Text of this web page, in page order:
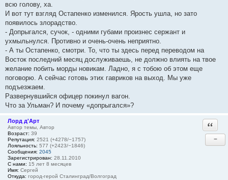
всю голову, ха.
И вот тут взгляд Остапенко изменился. Ярость ушла, но зато
появилось злорадство.
- Допрыгался, сучок, - одними губами произнес сержант и
ухмыльнулся. Противно и очень-очень неприятно.
- А ты Остапенко, смотри. То, что ты здесь перед переводом на
Восток последний месяц дослуживаешь, не должно влиять на твое
желание побить морды новикам. Ладно, я с тобою об этом еще
поговорю. А сейчас готовь этих гавриков на выход. Мы уже
подъезжаем.
Развернувшийся офицер покинул вагон.
Что за Ульман? И почему «допрыгался»?
Лорд д'Арт
Автор темы, Автор
Возраст: 39
Репутация: 2521 (+4278/−1757)
Лояльность: 577 (+2423/−1846)
Сообщения: 2045
Зарегистрирован: 28.11.2010
С нами: 15 лет 8 месяцев
Имя: Сергей
Откуда: город-герой Сталинград/Волгоград
−